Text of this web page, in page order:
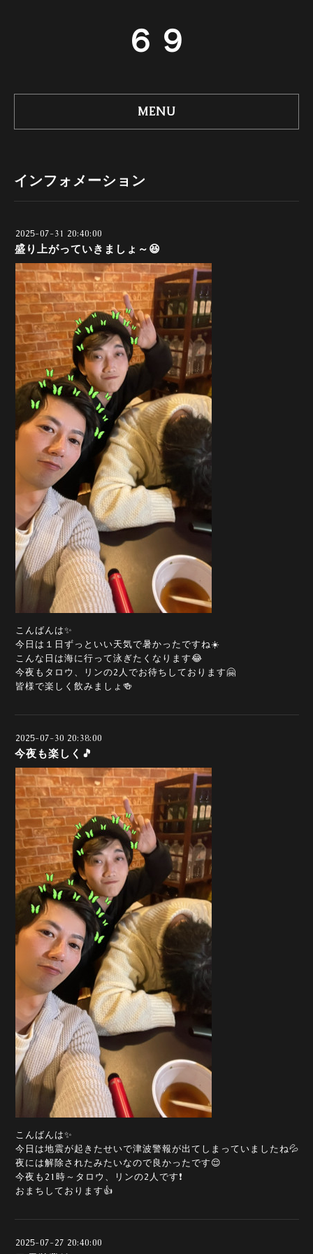
６９
MENU
インフォメーション
2025-07-31 20:40:00
盛り上がっていきましょ～😆
こんばんは✨
今日は１日ずっといい天気で暑かったですね☀️
こんな日は海に行って泳ぎたくなります😂
今夜もタロウ、リンの2人でお待ちしております🤗
皆様で楽しく飲みましょ🍻
2025-07-30 20:38:00
今夜も楽しく🎵
こんばんは✨
今日は地震が起きたせいで津波警報が出てしまっていましたね💦
夜には解除されたみたいなので良かったです😌
今夜も21時～タロウ、リンの2人です❗
おまちしております👍️
2025-07-27 20:40:00